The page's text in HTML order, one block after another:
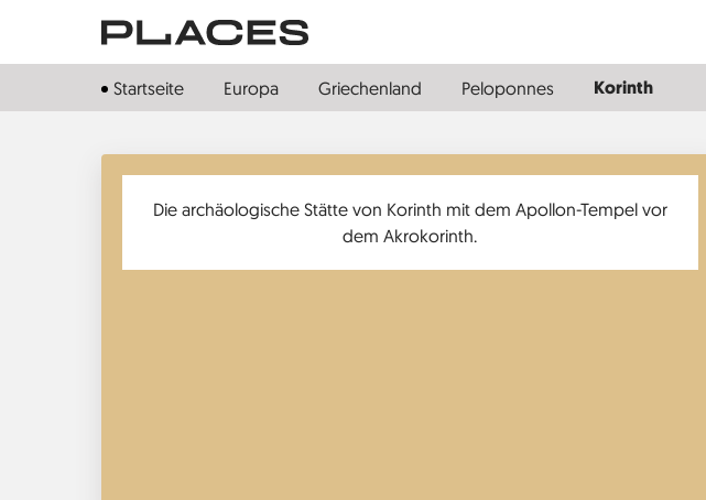
Inhalt
Startseite Europa Griechenland Peloponnes Korinth